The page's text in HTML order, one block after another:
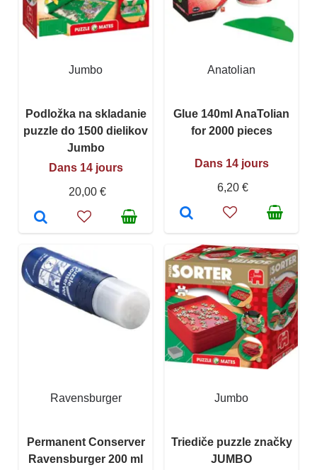
Jumbo
Podložka na skladanie
puzzle do 1500 dielikov
Jumbo
Dans 14 jours
20,00 €
Anatolian
Glue 140ml AnaTolian
for 2000 pieces
Dans 14 jours
6,20 €
Ravensburger
Permanent Conserver
Ravensburger 200 ml
Jumbo
Triediče puzzle značky
JUMBO